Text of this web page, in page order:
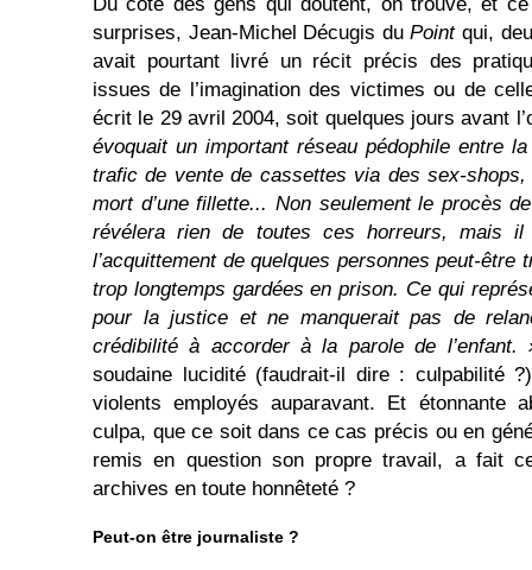
surprises, Jean-Michel Décugis duPointqui,
avait pourtant livré un récit précis des
issues de l’imagination des victimes ou de
écrit le 29 avril 2004, soit quelques jours avant
évoquait un important réseau pédophile entre
trafic de vente de cassettes via des sex-
mort d’une fillette... Non seulement le procès de
révélera rien de toutes ces horreurs, mais
l’acquittement de quelques personnes peut-être
trop longtemps gardées en prison. Ce qui
pour la justice et ne manquerait pas de
crédibilité à accorder à la parole de l’enfant.
soudaine lucidité (faudrait-il dire : culpabilité
violents employés auparavant. Et étonnante
culpa, que ce soit dans ce cas précis ou en
remis en question son propre travail, a fait
archives en toute honnêteté ?
Peut-on être journaliste ?